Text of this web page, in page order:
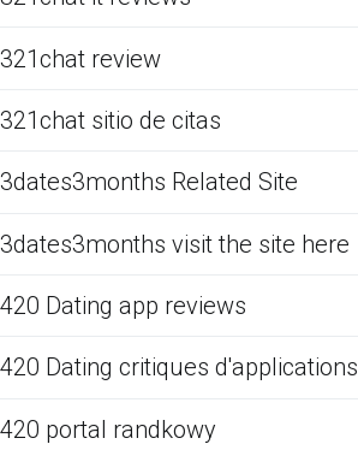
321chat review
321chat sitio de citas
3dates3months Related Site
3dates3months visit the site here
420 Dating app reviews
420 Dating critiques d'applications
420 portal randkowy